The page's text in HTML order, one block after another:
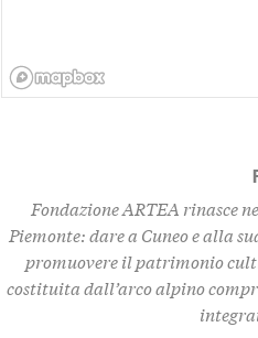
Fondazione ARTEA rinasce
Piemonte: dare a Cuneo e alla
promuovere il patrimonio
costituita dall’arco alpino